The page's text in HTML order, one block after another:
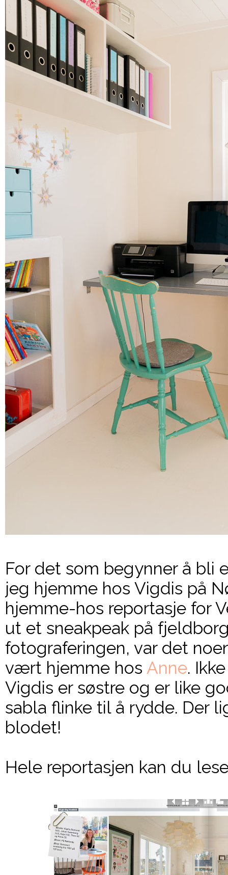
For det som begynner å bli
jeg hjemme hos Vigdis på
hjemme-hos reportasje for
ut et sneakpeak på
fotograferingen, var det
vært hjemme hos Anne.
Vigdis er søstre og er like
sabla flinke til å rydde. Der
blodet!
Hele reportasjen kan du